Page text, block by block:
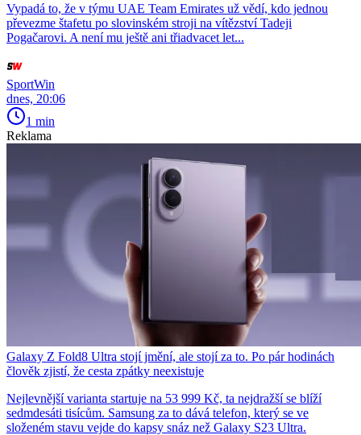
Vypadá to, že v týmu UAE Team Emirates už vědí, kdo jednou
převezme štafetu po slovinském stroji na vítězství Tadeji
Pogačarovi. A není mu ještě ani třiadvacet let...
SportWin
dnes, 20:06
1 min
Reklama
Galaxy Z Fold8 Ultra stojí jmění, ale stojí za to. Po pár hodinách
člověk zjistí, že cesta zpátky neexistuje
Nejlevnější varianta startuje na 53 999 Kč, ta nejdražší se blíží
sedmdesáti tisícům. Samsung za to dává telefon, který se ve
složeném stavu vejde do kapsy snáz než Galaxy S23 Ultra.